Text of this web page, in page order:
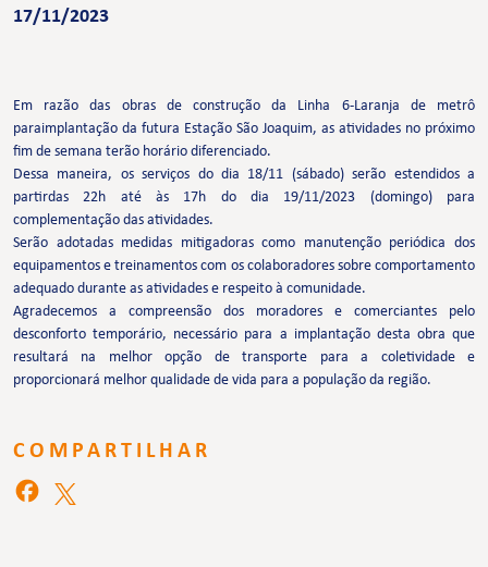
17/11/2023
Em razão das obras de construção da Linha 6-Laranja de metrô
paraimplantação da futura Estação São Joaquim, as atividades no próximo
fim de semana terão horário diferenciado.
Dessa maneira, os serviços do dia 18/11 (sábado) serão estendidos a
partirdas 22h até às 17h do dia 19/11/2023 (domingo) para
complementação das atividades.
Serão adotadas medidas mitigadoras como manutenção periódica dos
equipamentos e treinamentos com os colaboradores sobre comportamento
adequado durante as atividades e respeito à comunidade.
Agradecemos a compreensão dos moradores e comerciantes pelo
desconforto temporário, necessário para a implantação desta obra que
resultará na melhor opção de transporte para a coletividade e
proporcionará melhor qualidade de vida para a população da região.
COMPARTILHAR